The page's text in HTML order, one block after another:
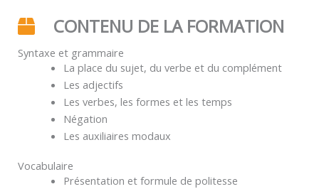
CONTENU DE LA FORMATION
Syntaxe et grammaire
La place du sujet, du verbe et du complément
Les adjectifs
Les verbes, les formes et les temps
Négation
Les auxiliaires modaux
Vocabulaire
Présentation et formule de politesse